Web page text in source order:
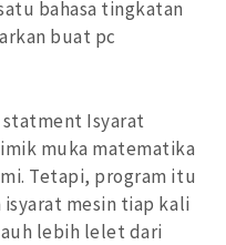
bahasa tingkatan
buat pc
statment Isyarat
muka matematika
Tetapi, program itu
mesin tiap kali
lebih lelet dari